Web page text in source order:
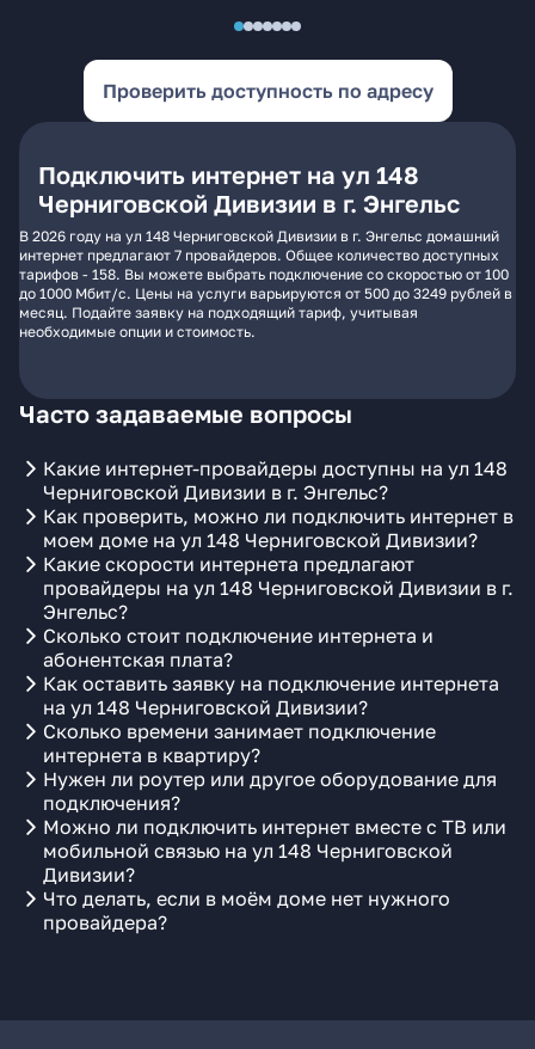
Проверить доступность по адресу
Подключить интернет на ул 148
Черниговской Дивизии в г. Энгельс
В 2026 году на ул 148 Черниговской Дивизии в г. Энгельс домашний
интернет предлагают 7 провайдеров. Общее количество доступных
тарифов - 158. Вы можете выбрать подключение со скоростью от 100
до 1000 Мбит/с. Цены на услуги варьируются от 500 до 3249 рублей в
месяц. Подайте заявку на подходящий тариф, учитывая
необходимые опции и стоимость.
Часто задаваемые вопросы
Какие интернет-провайдеры доступны на ул 148
Черниговской Дивизии в г. Энгельс?
Как проверить, можно ли подключить интернет в
моем доме на ул 148 Черниговской Дивизии?
Какие скорости интернета предлагают
провайдеры на ул 148 Черниговской Дивизии в г.
Энгельс?
Сколько стоит подключение интернета и
абонентская плата?
Как оставить заявку на подключение интернета
на ул 148 Черниговской Дивизии?
Сколько времени занимает подключение
интернета в квартиру?
Нужен ли роутер или другое оборудование для
подключения?
Можно ли подключить интернет вместе с ТВ или
мобильной связью на ул 148 Черниговской
Дивизии?
Что делать, если в моём доме нет нужного
провайдера?